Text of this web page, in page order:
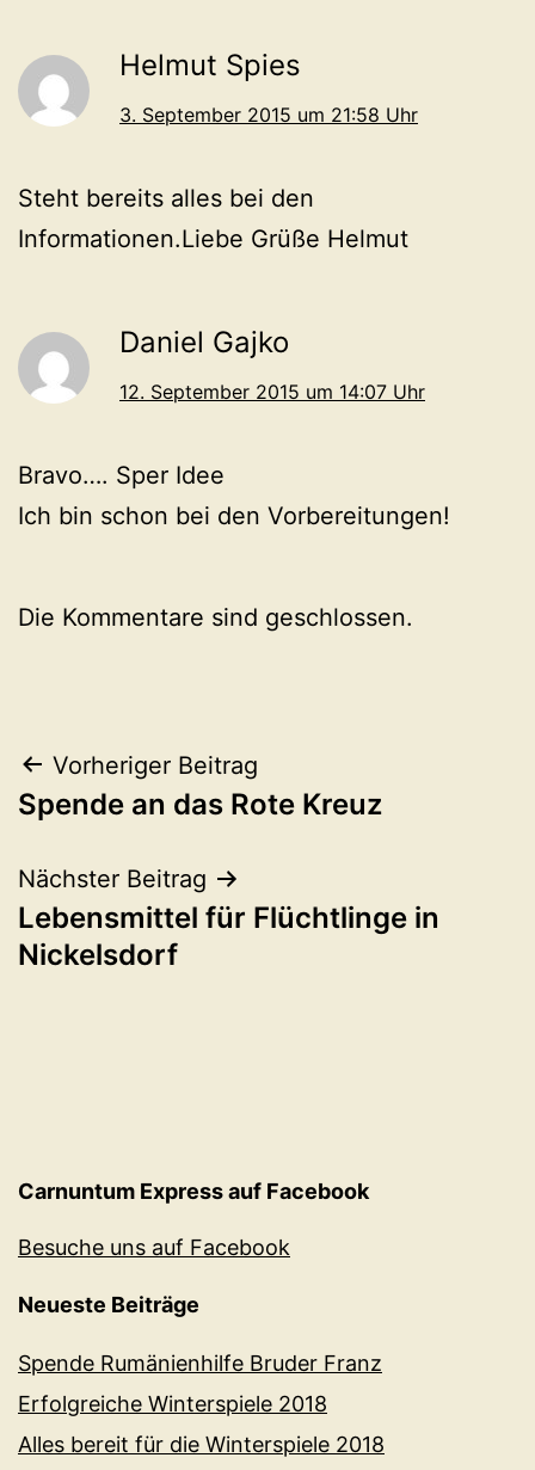
Helmut Spies
3. September 2015 um 21:58 Uhr
Steht bereits alles bei den
Informationen.Liebe Grüße Helmut
Daniel Gajko
12. September 2015 um 14:07 Uhr
Bravo…. Sper Idee
Ich bin schon bei den Vorbereitungen!
Die Kommentare sind geschlossen.
Beitragsnavigation
Vorheriger Beitrag
Spende an das Rote Kreuz
Nächster Beitrag
Lebensmittel für Flüchtlinge in
Nickelsdorf
Carnuntum Express auf Facebook
Besuche uns auf Facebook
Neueste Beiträge
Spende Rumänienhilfe Bruder Franz
Erfolgreiche Winterspiele 2018
Alles bereit für die Winterspiele 2018